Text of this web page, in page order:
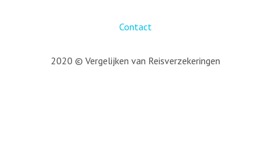
Contact
2020 © Vergelijken van Reisverzekeringen